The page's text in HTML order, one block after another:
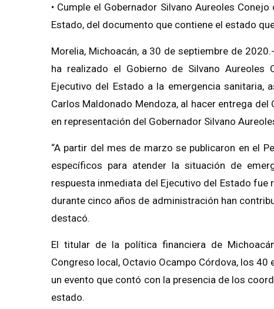
• Cumple el Gobernador Silvano Aureoles
Estado, del documento que contiene el estado
Morelia, Michoacán, a 30 de septiembre de
ha realizado el Gobierno de Silvano Aureoles
Ejecutivo del Estado a la emergencia sanitaria,
Carlos Maldonado Mendoza, al hacer entrega
en representación del Gobernador Silvano
“A partir del mes de marzo se publicaron en el
específicos para atender la situación de
respuesta inmediata del Ejecutivo del Estado
durante cinco años de administración han
destacó.
El titular de la política financiera de
Congreso local, Octavio Ocampo Córdova, los
un evento que contó con la presencia de los
estado.